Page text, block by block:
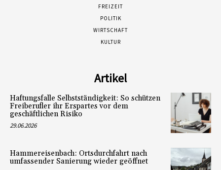
FREIZEIT
POLITIK
WIRTSCHAFT
KULTUR
Artikel
Haftungsfalle Selbstständigkeit: So schützen
Freiberufler ihr Erspartes vor dem
geschäftlichen Risiko
29.06.2026
Hammereisenbach: Ortsdurchfahrt nach
umfassender Sanierung wieder geöffnet